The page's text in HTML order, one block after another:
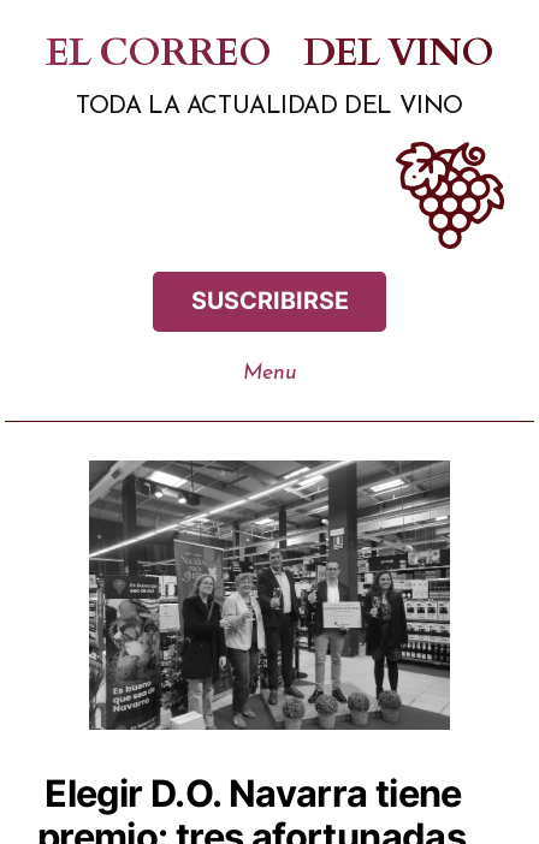
contenido
EL CORREO DEL VINO
TODA LA ACTUALIDAD DEL VINO
SUSCRIBIRSE
Elegir D.O. Navarra tiene